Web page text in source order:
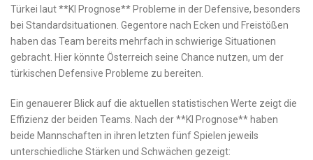
Türkei laut **KI Prognose** Probleme in der Defensive, besonders
bei Standardsituationen. Gegentore nach Ecken und Freistößen
haben das Team bereits mehrfach in schwierige Situationen
gebracht. Hier könnte Österreich seine ⁢Chance nutzen,⁤ um der
türkischen Defensive Probleme zu bereiten.
Ein genauerer Blick auf ‍die aktuellen ⁣statistischen Werte zeigt die
Effizienz der beiden ‍Teams. Nach der **KI Prognose** haben
beide Mannschaften in ihren letzten fünf Spielen jeweils
unterschiedliche Stärken und Schwächen gezeigt: